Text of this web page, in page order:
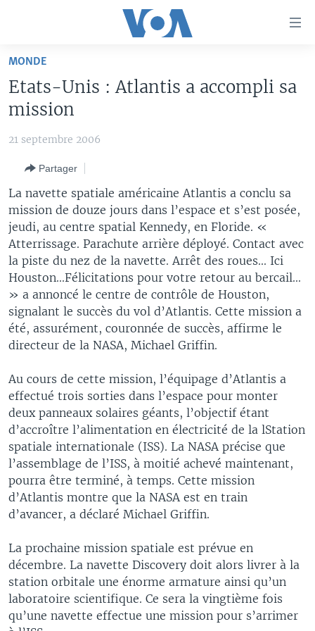
Retour
navigation
Retour
la
recherche
SPORT
WASHINGTON FORUM
CORRESPONDANT VOA
FOCUS SAHEL
REPORTAGES
VOUS + NOUS
CARNET DE SANTÉ
À VOTRE AVIS
VOTRE SANTÉ VOTRE AVENIR
LE MONDE AU FÉMININ
L'AMÉRIQUE ET VOUS
DIALOGUE DES RELIGIONS
RM SHOW
BAMBARA
FULFULDE
LINGALA
SANGO
Apprenez L'anglais
SUIVEZ-NOUS
Langues
MONDE
Etats-Unis : Atlantis a accompli sa
mission
21 septembre 2006
Partager
La navette spatiale américaine Atlantis a conclu sa
mission de douze jours dans l’espace et s’est posée,
jeudi, au centre spatial Kennedy, en Floride. «
Atterrissage. Parachute arrière déployé. Contact avec
la piste du nez de la navette. Arrêt des roues... Ici
Houston...Félicitations pour votre retour au bercail...
» a annoncé le centre de contrôle de Houston,
signalant le succès du vol d’Atlantis. Cette mission a
été, assurément, couronnée de succès, affirme le
directeur de la NASA, Michael Griffin.
Au cours de cette mission, l’équipage d’Atlantis a
effectué trois sorties dans l’espace pour monter
deux panneaux solaires géants, l’objectif étant
d’accroître l’alimentation en électricité de la lStation
spatiale internationale (ISS). La NASA précise que
l’assemblage de l’ISS, à moitié achevé maintenant,
pourra être terminé, à temps. Cette mission
d’Atlantis montre que la NASA est en train
d’avancer, a déclaré Michael Griffin.
La prochaine mission spatiale est prévue en
décembre. La navette Discovery doit alors livrer à la
station orbitale une énorme armature ainsi qu’un
laboratoire scientifique. Ce sera la vingtième fois
qu’une navette effectue une mission pour s’arrimer